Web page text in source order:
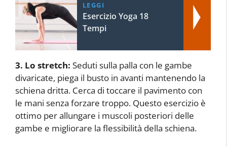
LEGGI
Esercizio Yoga 18
Tempi
3. Lo stretch: Seduti sulla palla con le gambe
divaricate, piega il busto in avanti mantenendo la
schiena dritta. Cerca di toccare il pavimento con
le mani senza forzare troppo. Questo esercizio è
ottimo per allungare i muscoli posteriori delle
gambe e migliorare la flessibilità della schiena.